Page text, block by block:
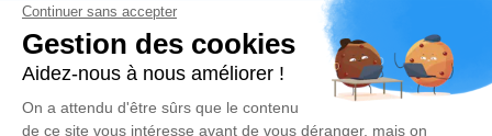
vos condoléances, partager des photos souvenirs, une
anecdote ou exprimer vos pensées à travers des
poèmes ou des textes. Cet endroit est un lieu
d'expression dédié à honorer la mémoire de Paulette
MARGAIL.